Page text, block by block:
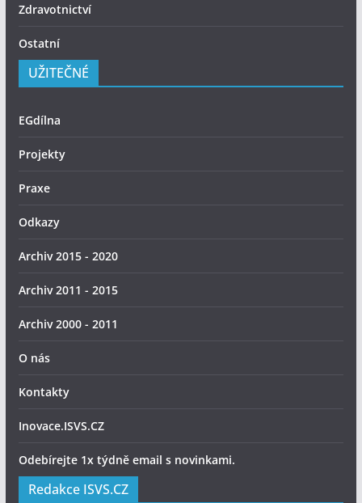
Zdravotnictví
Ostatní
UŽITEČNÉ
EGdílna
Projekty
Praxe
Odkazy
Archiv 2015 - 2020
Archiv 2011 - 2015
Archiv 2000 - 2011
O nás
Kontakty
Inovace.ISVS.CZ
Odebírejte 1x týdně email s novinkami.
Redakce ISVS.CZ